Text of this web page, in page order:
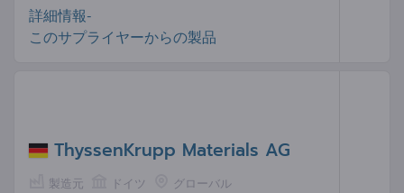
詳細情報-
このサプライヤーからの製品
ThyssenKrupp Materials AG
製造元 ドイツ グローバル